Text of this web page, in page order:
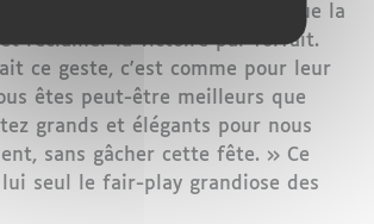
droit d'aller protester pour que la
réclamer la victoire par forfait.
ce geste, c'est comme pour leur
êtes peut-être meilleurs que
grands et élégants pour nous
sans gâcher cette fête. » Ce
seul le fair-play grandiose des